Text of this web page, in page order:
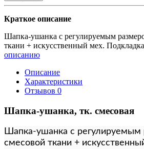
Краткое описание
Шапка-ушанка с регулируемым
ткани + искусственный мех. Подкладка
описанию
Описание
Характеристики
Отзывов 0
Шапка-ушанка, тк. смесовая
Шапка-ушанка с регулируемым
смесовой ткани +